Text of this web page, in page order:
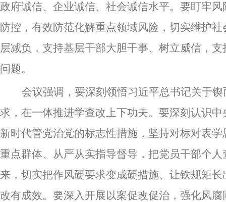
政府诚信、企业诚信、社会诚信水平。要盯牢
防控，有效防范化解重点领域风险，切实维护
层减负，支持基层干部大胆干事、树立威信，
问题。
会议强调，要深刻领悟习近平总书记关于
求，在一体推进学查改上下功夫。要深刻认识
新时代管党治党的标志性措施，坚持对标对表
重点群体、从严从实指导督导，把党员干部个
来，切实把作风硬要求变成硬措施、让铁规矩
改有成效。要深入开展以案促改促治，强化风